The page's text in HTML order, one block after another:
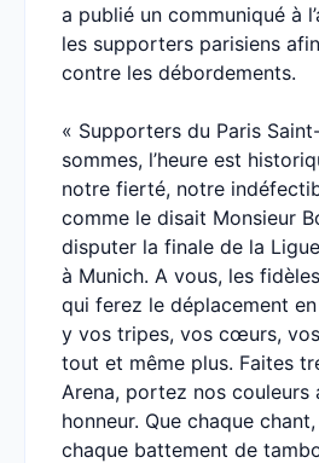
a publié un communiqué à
les supporters parisiens
contre les débordements.
« Supporters du Paris
sommes, l’heure est
notre fierté, notre
comme le disait Monsieur
disputer la finale de la
à Munich. A vous, les
qui ferez le déplacement
y vos tripes, vos cœurs,
tout et même plus. Faites
Arena, portez nos couleurs
honneur. Que chaque
chaque battement de